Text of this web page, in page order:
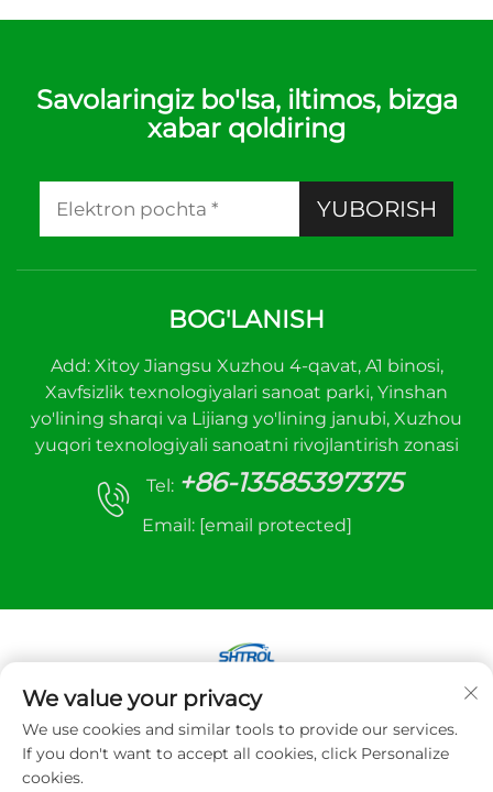
Savolaringiz bo'lsa, iltimos, bizga
xabar qoldiring
YUBORISH
BOG'LANISH
Add: Xitoy Jiangsu Xuzhou 4-qavat, A1 binosi,
Xavfsizlik texnologiyalari sanoat parki, Yinshan
yo'lining sharqi va Lijiang yo'lining janubi, Xuzhou
yuqori texnologiyali sanoatni rivojlantirish zonasi
Tel: +86-13585397375
Email: [email protected]
Mualliflik huquqi © 2025 Xuzhou sanhe avtomatik
boshqaruv uskunalari Co.,LTD. Barcha huquqlar
himoyalangan
We value your privacy
We use cookies and similar tools to provide our services.
If you don't want to accept all cookies, click Personalize
cookies.